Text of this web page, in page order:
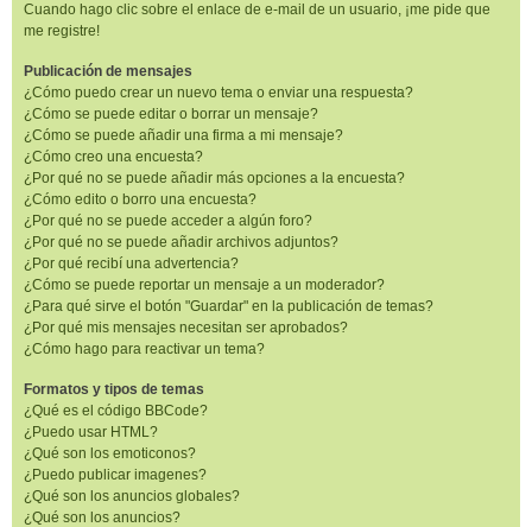
Cuando hago clic sobre el enlace de e-mail de un usuario, ¡me pide que
me registre!
Publicación de mensajes
¿Cómo puedo crear un nuevo tema o enviar una respuesta?
¿Cómo se puede editar o borrar un mensaje?
¿Cómo se puede añadir una firma a mi mensaje?
¿Cómo creo una encuesta?
¿Por qué no se puede añadir más opciones a la encuesta?
¿Cómo edito o borro una encuesta?
¿Por qué no se puede acceder a algún foro?
¿Por qué no se puede añadir archivos adjuntos?
¿Por qué recibí una advertencia?
¿Cómo se puede reportar un mensaje a un moderador?
¿Para qué sirve el botón "Guardar" en la publicación de temas?
¿Por qué mis mensajes necesitan ser aprobados?
¿Cómo hago para reactivar un tema?
Formatos y tipos de temas
¿Qué es el código BBCode?
¿Puedo usar HTML?
¿Qué son los emoticonos?
¿Puedo publicar imagenes?
¿Qué son los anuncios globales?
¿Qué son los anuncios?